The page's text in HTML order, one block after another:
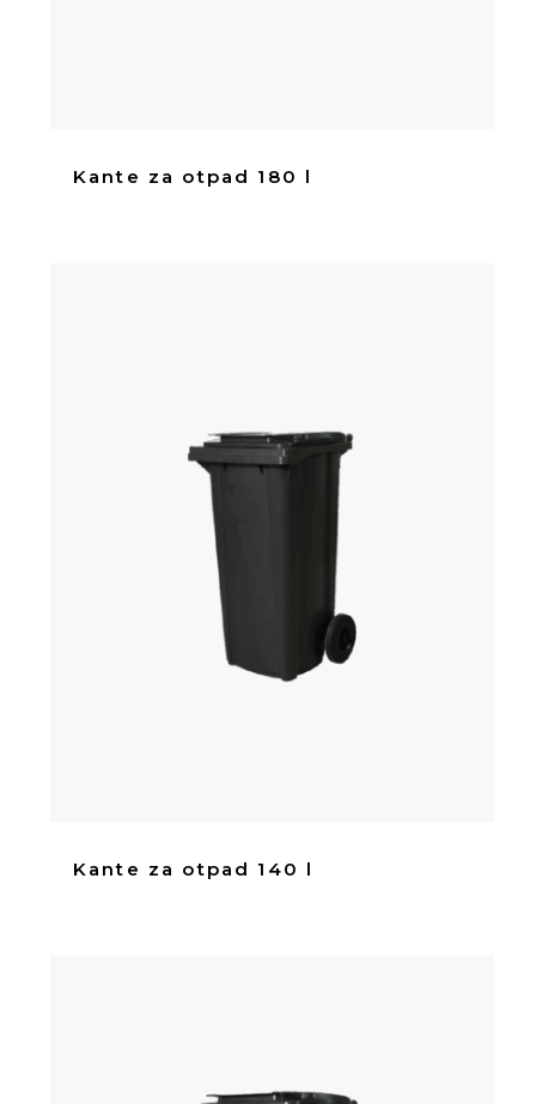
Kante za otpad 180 l
Kante za otpad 140 l